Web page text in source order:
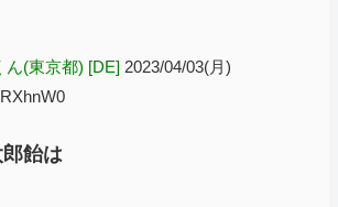
ん(東京都) [DE] 2023/04/03(月)
飴は